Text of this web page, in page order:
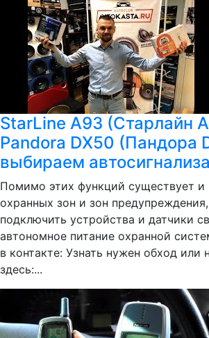
StarLine А93 (Старлайн
Pandora DX50 (Пандора
выбираем
Помимо этих функций существует и
охранных зон и зон
подключить устройства и датчики
автономное питание охранной
в контакте: Узнать нужен обход или
здесь:...